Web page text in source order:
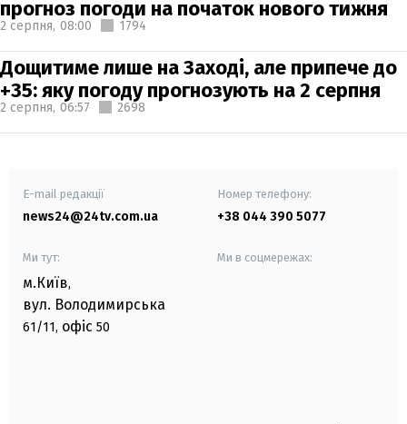
прогноз погоди на початок нового тижня
2 серпня, 08:00 1794
Дощитиме лише на Заході, але припече до
+35: яку погоду прогнозують на 2 серпня
2 серпня, 06:57 2698
E-mail редакції
news24@24tv.com.ua
Номер телефону:
+38 044 390 5077
Ми тут:
м.Київ,
вул. Володимирська
61/11, офіс 50
Ми в соцмережах: